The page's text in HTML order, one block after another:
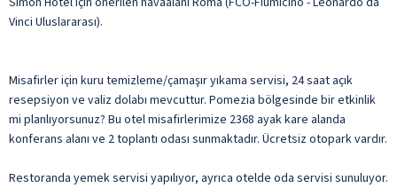
Vinci Uluslararası).
Misafirler için kuru temizleme/çamaşır yıkama servisi, 24 saat açık
resepsiyon ve valiz dolabı mevcuttur. Pomezia bölgesinde bir etkinlik
mi planlıyorsunuz? Bu otel misafirlerimize 2368 ayak kare alanda
konferans alanı ve 2 toplantı odası sunmaktadır. Ücretsiz otopark vardır.
Restoranda yemek servisi yapılıyor, ayrıca otelde oda servisi sunuluyor.